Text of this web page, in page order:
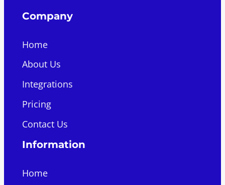
Company
Home
About Us
Integrations
Pricing
Contact Us
Information
Home